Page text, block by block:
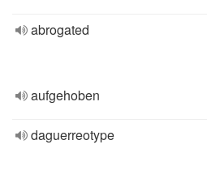
abrogated
aufgehoben
daguerreotype